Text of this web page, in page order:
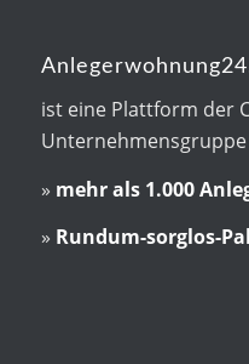
ist eine Plattform der
» mehr als 1.000
» Rundum-sorglos-